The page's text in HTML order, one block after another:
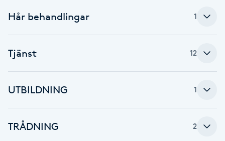
Färgning
G
Gelenaglar
Hår behandlingar 1
Tjänst 12
UTBILDNING 1
TRÅDNING 2